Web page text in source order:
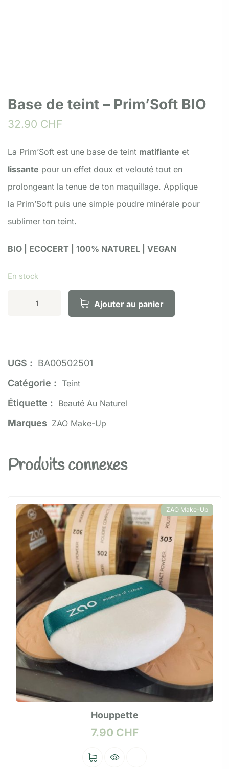
Base de teint – Prim’Soft BIO
32.90 CHF
La Prim’Soft est une base de teint matifiante et
lissante pour un effet doux et velouté tout en
prolongeant la tenue de ton maquillage. Applique
la Prim’Soft puis une simple poudre minérale pour
sublimer ton teint.
BIO | ECOCERT | 100% NATUREL | VEGAN
En stock
Ajouter au panier
UGS : BA00502501
Catégorie : Teint
Étiquette : Beauté Au Naturel
Marques ZAO Make-Up
Produits connexes
ZAO Make-Up
Houppette
7.90 CHF